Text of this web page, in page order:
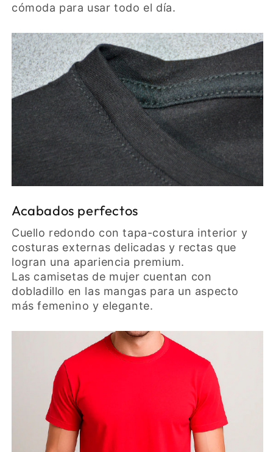
cómoda para usar todo el día.
Acabados perfectos
Cuello redondo con tapa-costura interior y
costuras externas delicadas y rectas que
logran una apariencia premium.
Las camisetas de mujer cuentan con
dobladillo en las mangas para un aspecto
más femenino y elegante.